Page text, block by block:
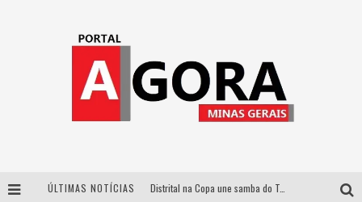
ÚLTIMAS NOTÍCIAS Distrital na Copa une samba do Trem dos Onze, acervo do Museu do Mineirão e transmissão em 4K para duelo contra o Haiti